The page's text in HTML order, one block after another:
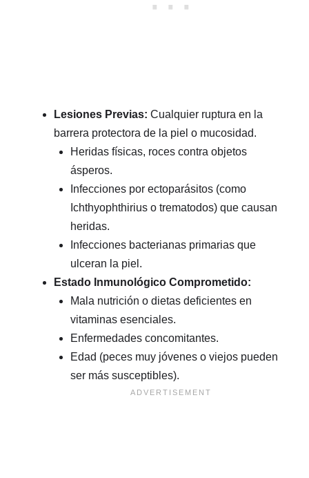
Lesiones Previas: Cualquier ruptura en la
barrera protectora de la piel o mucosidad.
Heridas físicas, roces contra objetos
ásperos.
Infecciones por ectoparásitos (como
Ichthyophthirius o trematodos) que causan
heridas.
Infecciones bacterianas primarias que
ulceran la piel.
Estado Inmunológico Comprometido:
Mala nutrición o dietas deficientes en
vitaminas esenciales.
Enfermedades concomitantes.
Edad (peces muy jóvenes o viejos pueden
ser más susceptibles).